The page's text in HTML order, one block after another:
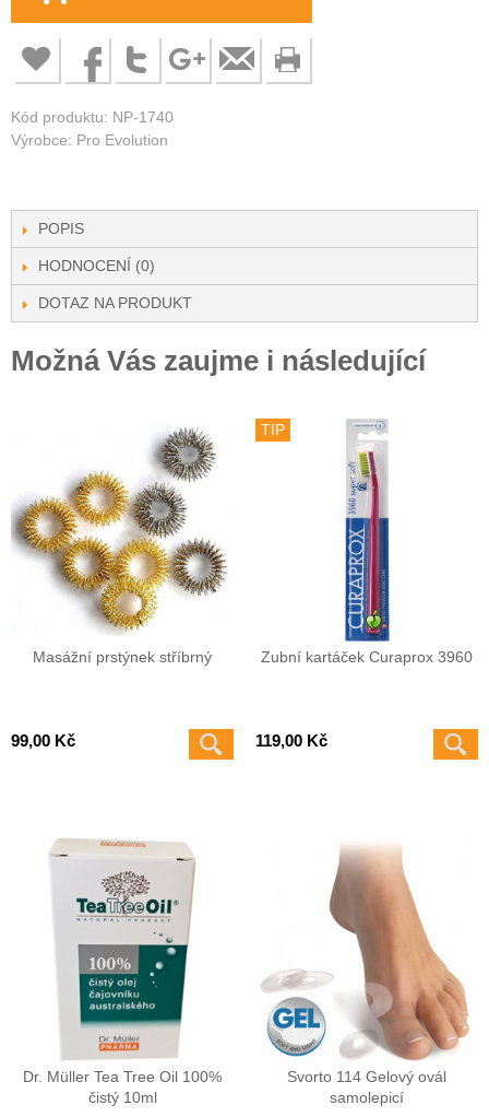
Kód produktu: NP-1740
Výrobce: Pro Evolution
POPIS
HODNOCENÍ (0)
DOTAZ NA PRODUKT
Možná Vás zaujme i následující
Masážní prstýnek stříbrný
99,00 Kč
TIP
Zubní kartáček Curaprox 3960
119,00 Kč
Dr. Müller Tea Tree Oil 100%
čistý 10ml
Svorto 114 Gelový ovál
samolepicí